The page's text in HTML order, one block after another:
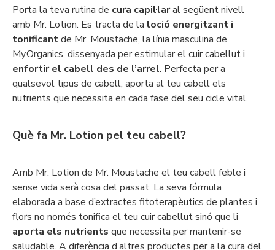
Porta la teva rutina de cura capil·laral següent nivell
amb Mr. Lotion. Es tracta de la loció energitzant i
tonificantde Mr. Moustache, la línia masculina de
My.Organics, dissenyada per estimular el cuir cabellut i
enfortir el cabell des de l’arrel. Perfecta per a
qualsevol tipus de cabell, aporta al teu cabell els
nutrients que necessita en cada fase del seu cicle vital.
Què fa Mr. Lotion pel teu cabell?
Amb Mr. Lotion de Mr. Moustache el teu cabell feble i
sense vida serà cosa del passat. La seva fórmula
elaborada a base d’extractes fitoterapèutics de plantes i
flors no només tonifica el teu cuir cabellut sinó que li
aporta els nutrients que necessita per mantenir-se
saludable. A diferència d’altres productes per a la cura del